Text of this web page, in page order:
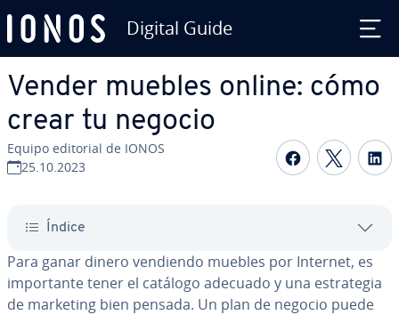
Digital Guide
Vender muebles online: cómo
crear tu negocio
Equipo editorial de IONOS
25.10.2023
Compartir
Índice
Para ganar dinero vendiendo muebles por Internet, es
im­po­r­ta­n­te tener el catálogo adecuado y una es­tra­te­gia
de marketing bien pensada. Un plan de negocio puede